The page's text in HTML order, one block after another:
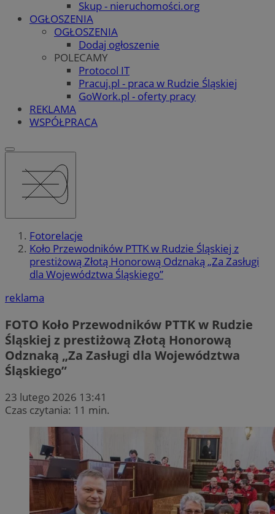
Skup - nieruchomości.org
OGŁOSZENIA
OGŁOSZENIA
Dodaj ogłoszenie
POLECAMY
Protocol IT
Pracuj.pl - praca w Rudzie Śląskiej
GoWork.pl - oferty pracy
REKLAMA
WSPÓŁPRACA
Fotorelacje
Koło Przewodników PTTK w Rudzie Śląskiej z
prestiżową Złotą Honorową Odznaką „Za Zasługi
dla Województwa Śląskiego”
reklama
FOTO Koło Przewodników PTTK w Rudzie
Śląskiej z prestiżową Złotą Honorową
Odznaką „Za Zasługi dla Województwa
Śląskiego”
23 lutego 2026 13:41
Czas czytania: 11 min.